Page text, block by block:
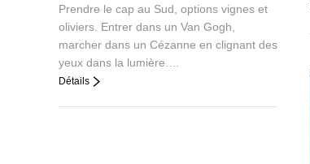
Prendre le cap au Sud, options vignes et
oliviers. Entrer dans un Van Gogh,
marcher dans un Cézanne en clignant des
yeux dans la lumière.…
Détails